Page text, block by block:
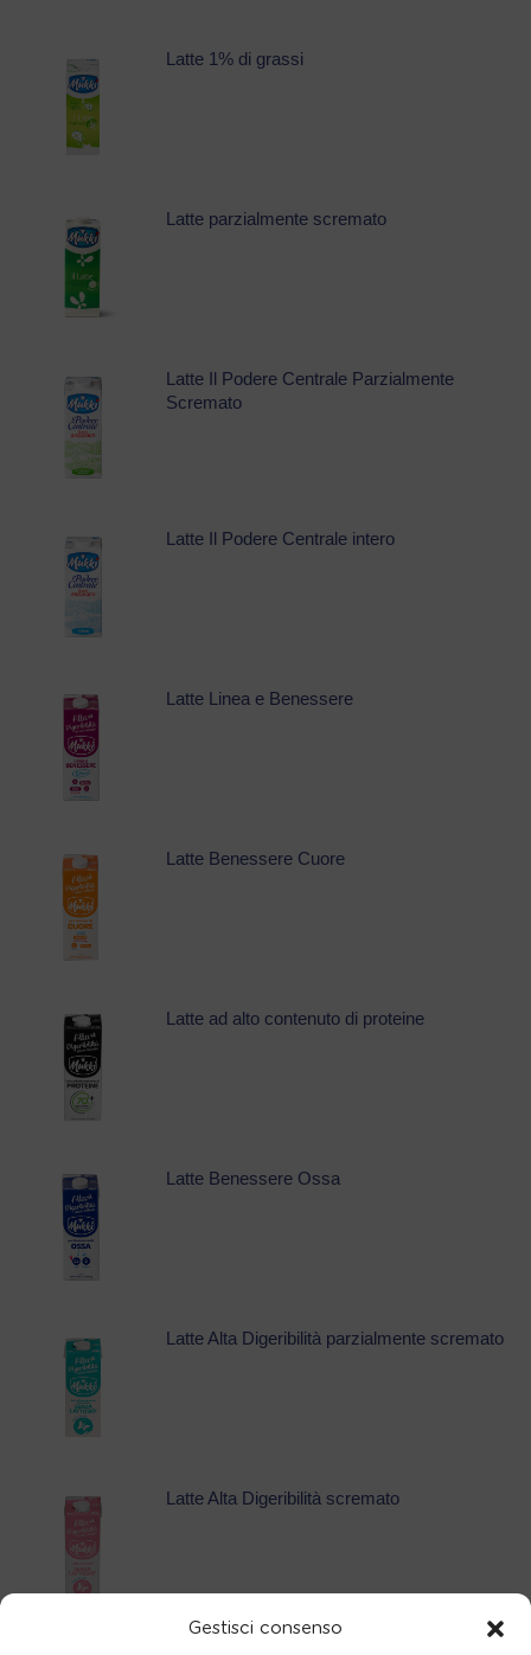
Gestisci consenso
Latte 1% di grassi
Latte parzialmente scremato
Latte Il Podere Centrale Parzialmente
Scremato
Latte Il Podere Centrale intero
Latte Linea e Benessere
Latte Benessere Cuore
Latte ad alto contenuto di proteine
Latte Benessere Ossa
Latte Alta Digeribilità parzialmente scremato
Latte Alta Digeribilità scremato